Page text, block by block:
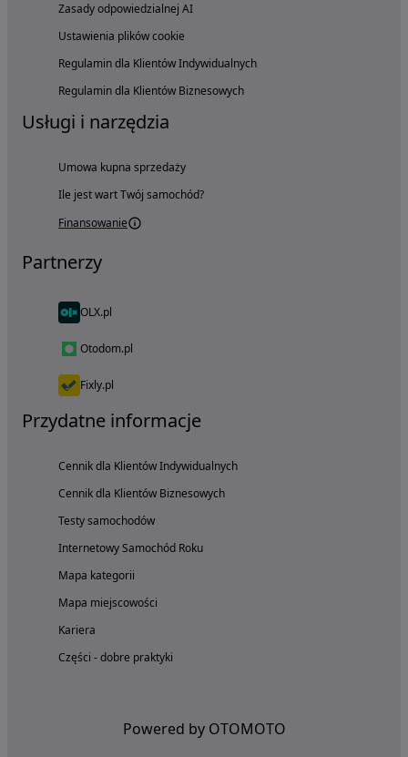
Zasady odpowiedzialnej AI
Ustawienia plików cookie
Regulamin dla Klientów Indywidualnych
Regulamin dla Klientów Biznesowych
Usługi i narzędzia
Umowa kupna sprzedaży
Ile jest wart Twój samochód?
Finansowanie
Partnerzy
OLX.pl
Otodom.pl
Fixly.pl
Przydatne informacje
Cennik dla Klientów Indywidualnych
Cennik dla Klientów Biznesowych
Testy samochodów
Internetowy Samochód Roku
Mapa kategorii
Mapa miejscowości
Kariera
Części - dobre praktyki
Powered by OTOMOTO